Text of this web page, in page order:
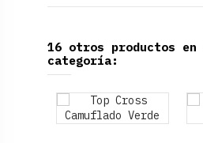
16 otros productos en
categoría: